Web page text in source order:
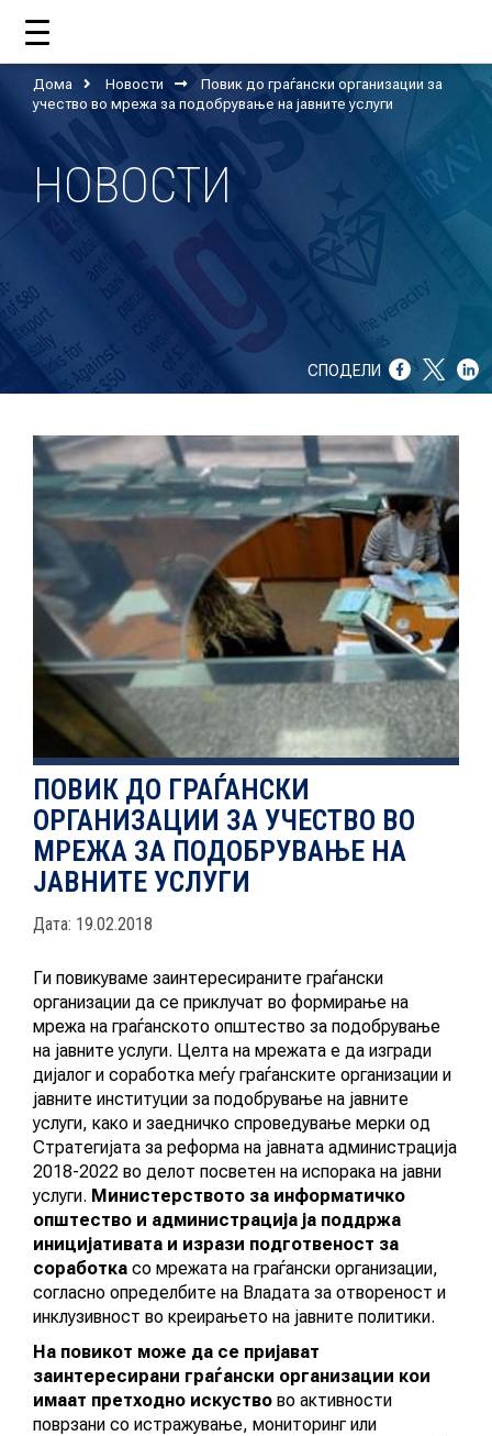
ДОМА
ЗА НАС
ШТО РАБОТИ ЦУП?
НАШИОТ ТИМ
НАШИ ПОДДРЖУВАЧИ
ГОДИШНИ ИЗВЕШТАИ
ИСО 9001
ЕВОЛВ
НОВОСТИ
ИСТРАЖУВАЊА
ПРОЕКТИ
УСЛУГИ
КАТАЛОГ НА УСЛУГИ
АКТУЕЛНИ ПОВИЦИ
АРХИВА
ИНИЦИЈАТИВИ
ПОСТАПКА
ПОДНЕСИ ИНИЦИЈАТИВА
ПОДДРЖИ ИНИЦИЈАТИВА
МУЛТИМЕДИЈА
ГАЛЕРИЈА
Дома Новости
Повик до граѓански организации за
учество во мрежа за подобрување на јавните услуги
НОВОСТИ
СПОДЕЛИ
Новост
ПОВИК ДО ГРАЃАНСКИ
ОРГАНИЗАЦИИ ЗА УЧЕСТВО ВО
МРЕЖА ЗА ПОДОБРУВАЊЕ НА
ЈАВНИТЕ УСЛУГИ
Дата: 19.02.2018
Ги повикуваме заинтересираните граѓански
организации да се приклучат во формирање на
мрежа на граѓанското општество за подобрување
на јавните услуги. Целта на мрежата е да изгради
дијалог и соработка меѓу граѓанските организации и
јавните институции за подобрување на јавните
услуги, како и заедничко спроведување мерки од
Стратегијата за реформа на јавната администрација
2018-2022 во делот посветен на испорака на јавни
услуги. Министерството за информатичко
општество и администрација ја поддржа
иницијативата и изрази подготвеност за
соработка со мрежата на граѓански организации,
согласно определбите на Владата за отвореност и
инклузивност во креирањето на јавните политики.
На повикот може да се пријават
заинтересирани граѓански организации кои
имаат претходно искуство во активности
поврзани со истражување, мониторинг или